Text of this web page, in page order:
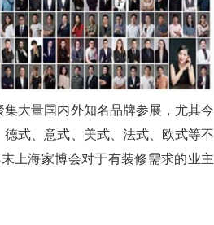
大量国内外知名品牌参展，尤其今
式、意式、美式、法式、欧式等不
上海家博会对于有装修需求的业主